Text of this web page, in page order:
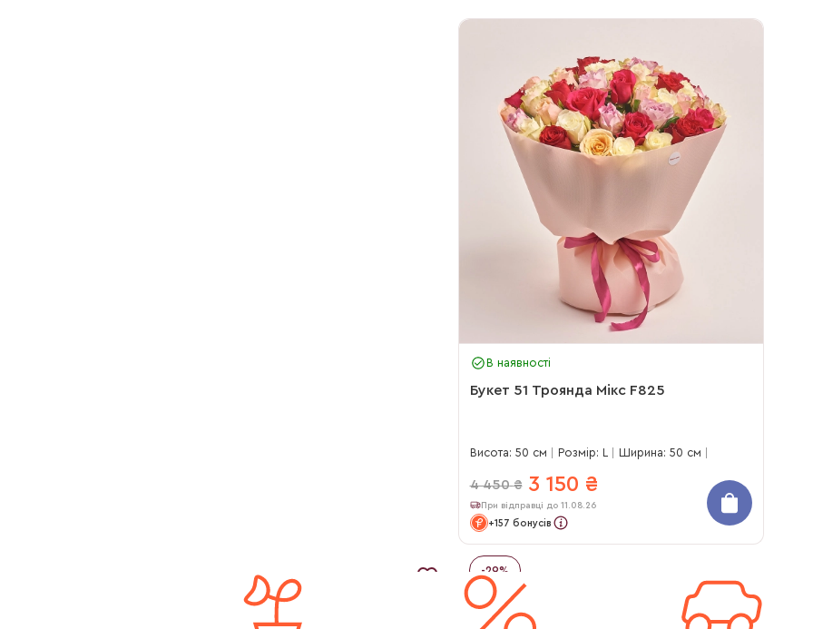
В наявності
Букет 51 Троянда Мікс F825
Висота: 50 см Розмір: L Ширина: 50 см
4 450 ₴ 3 150 ₴
При відправці до 11.08.26
+157 бонусів
-29%